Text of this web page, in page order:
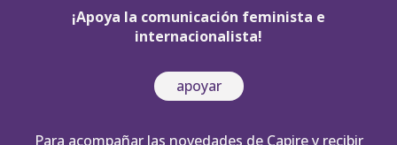
¡Apoya la comunicación feminista e
internacionalista!
apoyar
Para acompañar las novedades de Capire y recibir